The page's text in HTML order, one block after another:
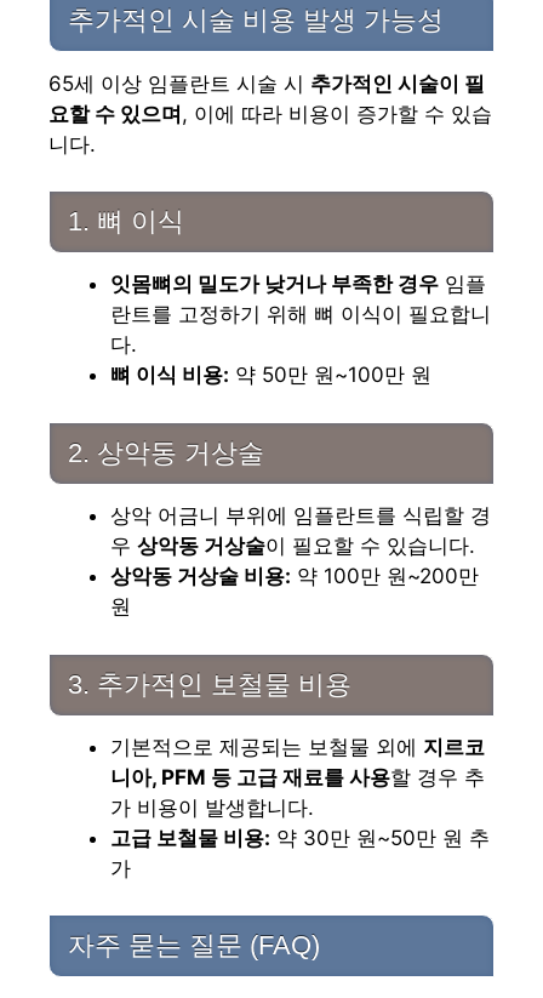
추가적인 시술 비용 발생 가능성
65세 이상 임플란트 시술 시 추가적인 시술이 필
요할 수 있으며, 이에 따라 비용이 증가할 수 있습
니다.
1. 뼈 이식
잇몸뼈의 밀도가 낮거나 부족한 경우 임플
란트를 고정하기 위해 뼈 이식이 필요합니
다.
뼈 이식 비용: 약 50만 원~100만 원
2. 상악동 거상술
상악 어금니 부위에 임플란트를 식립할 경
우 상악동 거상술이 필요할 수 있습니다.
상악동 거상술 비용: 약 100만 원~200만
원
3. 추가적인 보철물 비용
기본적으로 제공되는 보철물 외에 지르코
니아, PFM 등 고급 재료를 사용할 경우 추
가 비용이 발생합니다.
고급 보철물 비용: 약 30만 원~50만 원 추
가
자주 묻는 질문 (FAQ)